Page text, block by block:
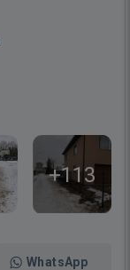
+113
WhatsApp